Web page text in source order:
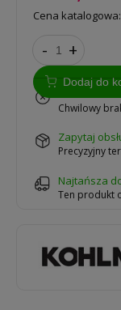
Cena katalogowa:
- +
Dodaj do
Chwilowy
zapytaj
Precyzyjny
Najtańsza
Ten produkt